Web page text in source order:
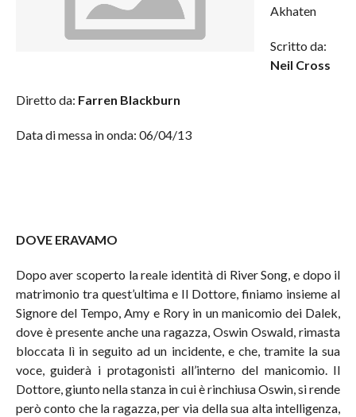
Akhaten
Scritto da:
Neil Cross
Diretto da: Farren Blackburn
Data di messa in onda: 06/04/13
DOVE ERAVAMO
Dopo aver scoperto la reale identità di River Song, e dopo il
matrimonio tra quest’ultima e Il Dottore, finiamo insieme al
Signore del Tempo, Amy e Rory in un manicomio dei Dalek,
dove è presente anche una ragazza, Oswin Oswald, rimasta
bloccata lì in seguito ad un incidente, e che, tramite la sua
voce, guiderà i protagonisti all’interno del manicomio. Il
Dottore, giunto nella stanza in cui è rinchiusa Oswin, si rende
però conto che la ragazza, per via della sua alta intelligenza,